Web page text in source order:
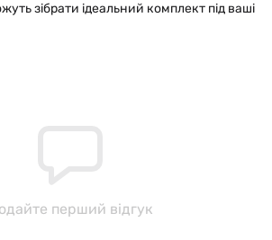
зібрати ідеальний комплект під ваші
перший відгук